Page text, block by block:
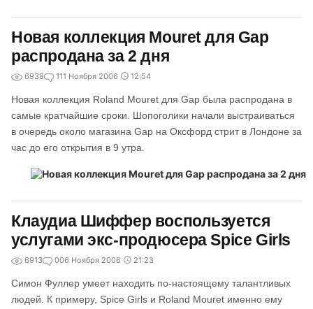
Новая коллекция Mouret для Gap
распродана за 2 дня
6938 111 Ноября 2006 12:54
Новая коллекция Roland Mouret для Gap была распродана в
самые кратчайшие сроки. Шопоголики начали выстраиваться
в очередь около магазина Gap на Оксфорд стрит в Лондоне за
час до его открытия в 9 утра.
Клаудиа Шиффер воспользуется
услугами экс-продюсера Spice Girls
6913 006 Ноября 2006 21:23
Симон Фуллер умеет находить по-настоящему талантливых
людей. К примеру, Spice Girls и Roland Mouret именно ему